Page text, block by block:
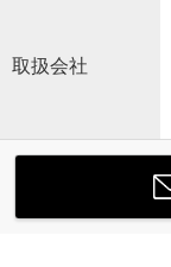
取扱会社